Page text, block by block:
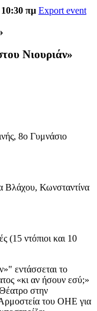
πμ Export event
Νιουριάν»
8ο Γυμνάσιο
Βλάχου, Κωνσταντίνα
(15 ντόπιοι και 10
εντάσσεται το
«κι αν ήσουν εσύ;»
στην
του ΟΗΕ για